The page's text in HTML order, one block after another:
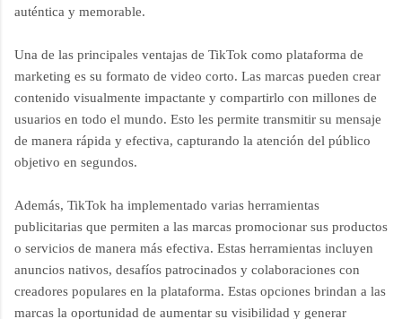
auténtica y memorable.
Una de las principales ventajas de TikTok como plataforma de
marketing es su formato de video corto. Las marcas pueden crear
contenido visualmente impactante y compartirlo con millones de
usuarios en todo el mundo. Esto les permite transmitir su mensaje
de manera rápida y efectiva, capturando la atención del público
objetivo en segundos.
Además, TikTok ha implementado varias herramientas
publicitarias que permiten a las marcas promocionar sus productos
o servicios de manera más efectiva. Estas herramientas incluyen
anuncios nativos, desafíos patrocinados y colaboraciones con
creadores populares en la plataforma. Estas opciones brindan a las
marcas la oportunidad de aumentar su visibilidad y generar